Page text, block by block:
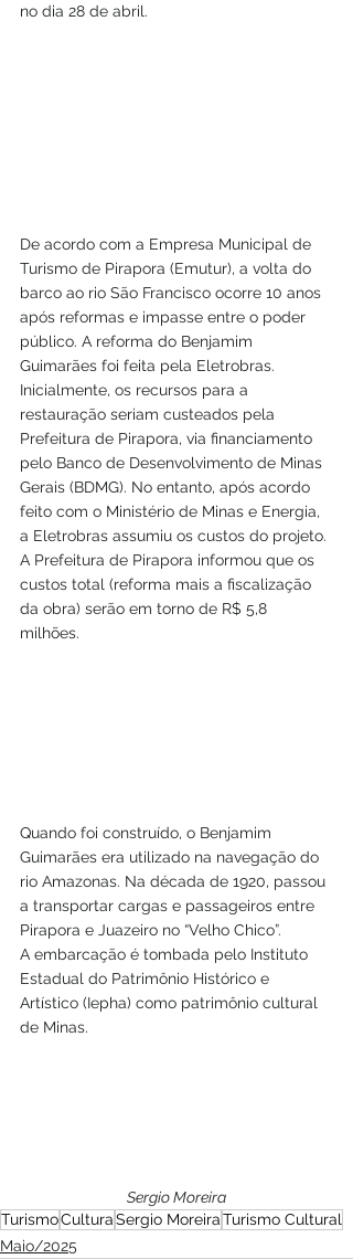
no dia 28 de abril.
De acordo com a Empresa Municipal de
Turismo de Pirapora (Emutur), a volta do
barco ao rio São Francisco ocorre 10 anos
após reformas e impasse entre o poder
público. A reforma do Benjamim
Guimarães foi feita pela Eletrobras.
Inicialmente, os recursos para a
restauração seriam custeados pela
Prefeitura de Pirapora, via financiamento
pelo Banco de Desenvolvimento de Minas
Gerais (BDMG). No entanto, após acordo
feito com o Ministério de Minas e Energia,
a Eletrobras assumiu os custos do projeto.
A Prefeitura de Pirapora informou que os
custos total (reforma mais a fiscalização
da obra) serão em torno de R$ 5,8
milhões.
Quando foi construído, o Benjamim
Guimarães era utilizado na navegação do
rio Amazonas. Na década de 1920, passou
a transportar cargas e passageiros entre
Pirapora e Juazeiro no “Velho Chico”.
A embarcação é tombada pelo Instituto
Estadual do Patrimônio Histórico e
Artístico (Iepha) como patrimônio cultural
de Minas.
Sergio Moreira
TurismoCulturaSergio MoreiraTurismo Cultural
Maio/2025